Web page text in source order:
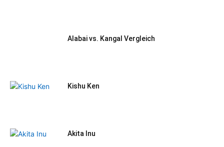
Alabai vs. Kangal Vergleich
Kishu Ken
Akita Inu